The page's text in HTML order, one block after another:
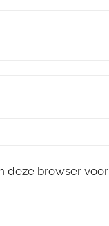
deze browser